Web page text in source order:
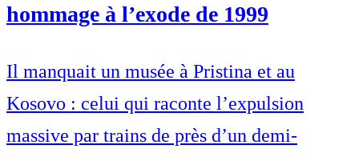
hommage à l’exode de 1999
Il manquait un musée à Pristina et au
Kosovo : celui qui raconte l’expulsion
massive par trains de près d’un demi-